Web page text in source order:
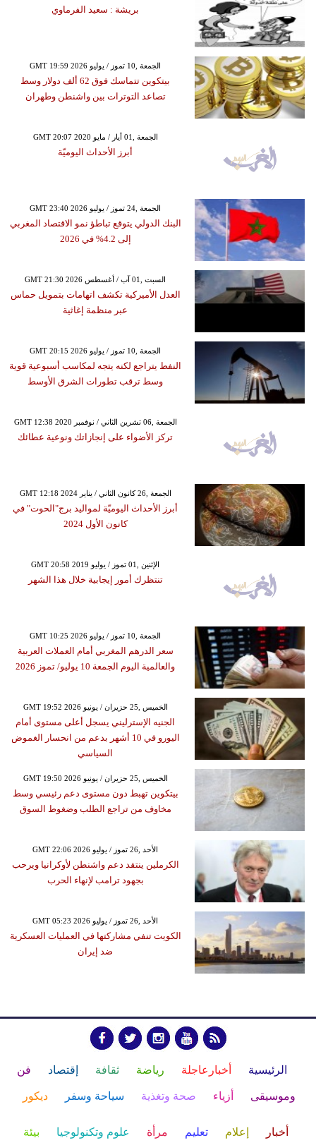
بريشة : سعيد الفرماوي
GMT 19:59 2026 الجمعة ,10 تموز / يوليو
بيتكوين تتماسك فوق 62 ألف دولار وسط
تصاعد التوترات بين واشنطن وطهران
GMT 20:07 2020 الجمعة ,01 أيار / مايو
أبرز الأحداث اليوميّة
GMT 23:40 2026 الجمعة ,24 تموز / يوليو
البنك الدولي يتوقع تباطؤ نمو الاقتصاد المغربي
إلى 4.2% في 2026
GMT 21:30 2026 السبت ,01 آب / أغسطس
العدل الأميركية تكشف اتهامات بتمويل حماس
عبر منظمة إغاثية
GMT 20:15 2026 الجمعة ,10 تموز / يوليو
النفط يتراجع لكنه يتجه لمكاسب أسبوعية قوية
وسط ترقب تطورات الشرق الأوسط
GMT 12:38 2020 الجمعة ,06 تشرين الثاني / نوفمبر
تركز الأضواء على إنجازاتك ونوعية عطائك
GMT 12:18 2024 الجمعة ,26 كانون الثاني / يناير
أبرز الأحداث اليوميّة لمواليد برج"الحوت" في
كانون الأول 2024
GMT 20:58 2019 الإثنين ,01 تموز / يوليو
تنتظرك أمور إيجابية خلال هذا الشهر
GMT 10:25 2026 الجمعة ,10 تموز / يوليو
سعر الدرهم المغربي أمام العملات العربية
والعالمية اليوم الجمعة 10 يوليو/ تموز 2026
GMT 19:52 2026 الخميس ,25 حزيران / يونيو
الجنيه الإسترليني يسجل أعلى مستوى أمام
اليورو في 10 أشهر بدعم من انحسار الغموض
السياسي
GMT 19:50 2026 الخميس ,25 حزيران / يونيو
بيتكوين تهبط دون مستوى دعم رئيسي وسط
مخاوف من تراجع الطلب وضغوط السوق
GMT 22:06 2026 الأحد ,26 تموز / يوليو
الكرملين ينتقد دعم واشنطن لأوكرانيا ويرحب
بجهود ترامب لإنهاء الحرب
GMT 05:23 2026 الأحد ,26 تموز / يوليو
الكويت تنفي مشاركتها في العمليات العسكرية
ضد إيران
الرئيسية أخبارعاجلة رياضة ثقافة إقتصاد فن
وموسيقى أزياء صحة وتغذية سياحة وسفر ديكور
أخبار إعلام تعليم مرأة علوم وتكنولوجيا بيئة